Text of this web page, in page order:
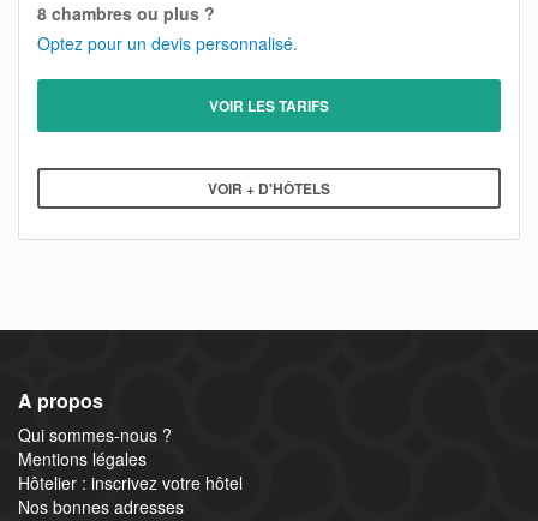
8 chambres ou plus ?
Optez pour un devis personnalisé.
VOIR LES TARIFS
VOIR + D'HÔTELS
A propos
Qui sommes-nous ?
Mentions légales
Hôtelier : inscrivez votre hôtel
Nos bonnes adresses